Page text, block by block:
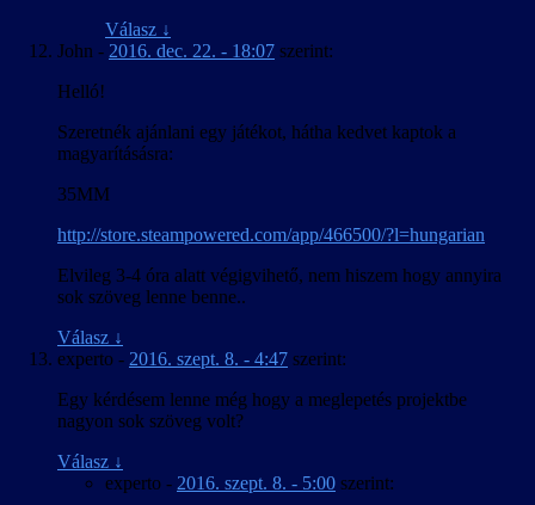
Válasz ↓
John - 2016. dec. 22. - 18:07 szerint:
Helló!
Szeretnék ajánlani egy játékot, hátha kedvet kaptok a
magyarításásra:
35MM
http://store.steampowered.com/app/466500/?l=hungarian
Elvileg 3-4 óra alatt végigvihető, nem hiszem hogy annyira
sok szöveg lenne benne..
Válasz ↓
experto - 2016. szept. 8. - 4:47 szerint:
Egy kérdésem lenne még hogy a meglepetés projektbe
nagyon sok szöveg volt?
Válasz ↓
experto - 2016. szept. 8. - 5:00 szerint: